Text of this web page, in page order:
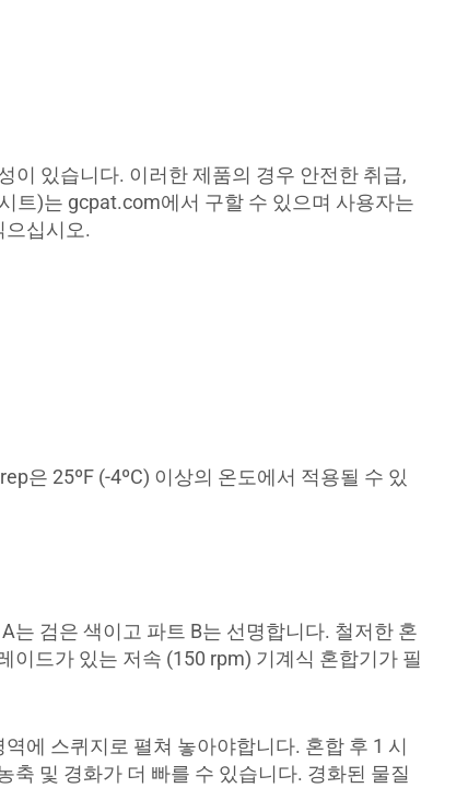
이 있습니다. 이러한 제품의 경우 안전한 취급,
트)는 gcpat.com에서 구할 수 있으며 사용자는
으십시오.
은 25ºF (-4ºC) 이상의 온도에서 적용될 수 있
는 검은 색이고 파트 B는 선명합니다. 철저한 혼
드가 있는 저속 (150 rpm) 기계식 혼합기가 필
에 스퀴지로 펼쳐 놓아야합니다. 혼합 후 1 시
및 경화가 더 빠를 수 있습니다. 경화된 물질